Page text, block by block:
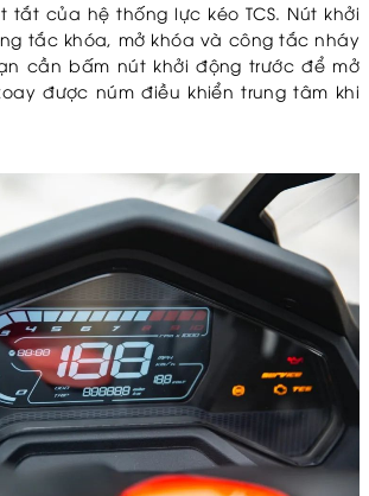
tắt của hệ thống lực kéo TCS. Nút khởi
tắc khóa, mở khóa và công tắc nháy
cần bấm nút khởi động trước để mở
được núm điều khiển trung tâm khi